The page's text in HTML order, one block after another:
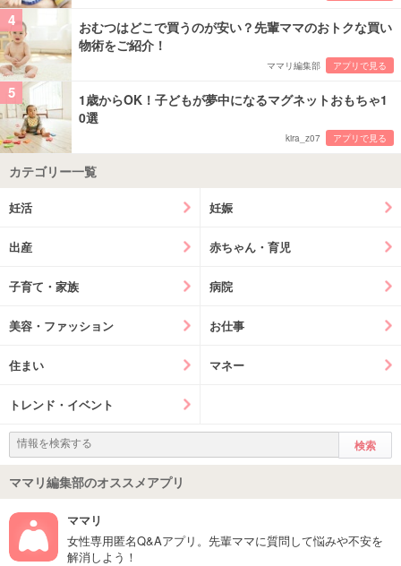
4
おむつはどこで買うのが安い？先輩ママのおトクな買い
物術をご紹介！
ママリ編集部 アプリで見る
5
1歳からOK！子どもが夢中になるマグネットおもちゃ1
0選
kira_z07 アプリで見る
カテゴリー一覧
妊活 妊娠
出産 赤ちゃん・育児
子育て・家族 病院
美容・ファッション お仕事
住まい マネー
トレンド・イベント
ママリ編集部のオススメアプリ
ママリ
女性専用匿名Q&Aアプリ。先輩ママに質問して悩みや不安を
解消しよう！